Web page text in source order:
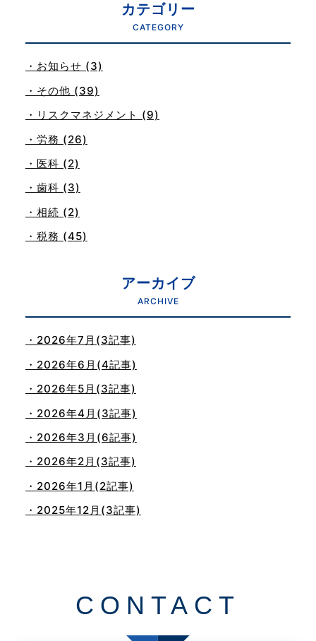
カテゴリー
CATEGORY
・お知らせ (3)
・その他 (39)
・リスクマネジメント (9)
・労務 (26)
・医科 (2)
・歯科 (3)
・相続 (2)
・税務 (45)
アーカイブ
ARCHIVE
・2026年7月(3記事)
・2026年6月(4記事)
・2026年5月(3記事)
・2026年4月(3記事)
・2026年3月(6記事)
・2026年2月(3記事)
・2026年1月(2記事)
・2025年12月(3記事)
・2025年8月(2記事)
CONTACT